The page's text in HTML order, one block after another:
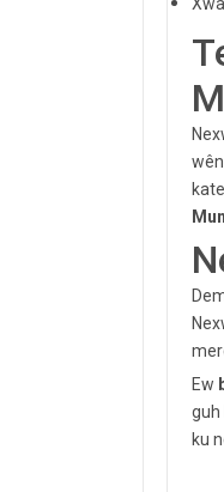
Ew
guh
ku